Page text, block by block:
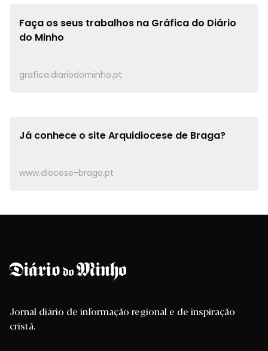
Faça os seus trabalhos na Gráfica do Diário
do Minho
grafica.diariodominho.pt
Já conhece o siteArquidiocese de Braga?
www.diocese-braga.pt
Jornal diário de informação regional e de inspiração
cristã.